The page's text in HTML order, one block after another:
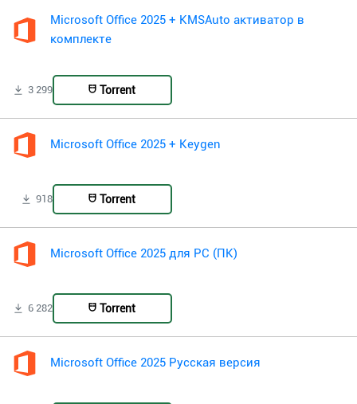
Microsoft Office 2025 + KMSAuto активатор в
комплекте
3 299 Torrent
Microsoft Office 2025 + Keygen
918 Torrent
Microsoft Office 2025 для PC (ПК)
6 282 Torrent
Microsoft Office 2025 Русская версия